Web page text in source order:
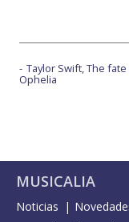
Taylor Swift, The
Ophelia
MUSICALIA
Noticias